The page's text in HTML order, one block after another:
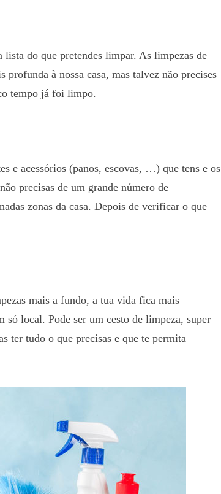
lista do que pretendes limpar. As limpezas de
à nossa casa, mas talvez não precises
tempo já foi limpo.
e acessórios (panos, escovas, …) que tens e os
precisas de um grande número de
zonas da casa. Depois de verificar o que
mais a fundo, a tua vida fica mais
só local. Pode ser um cesto de limpeza, super
ter tudo o que precisas e que te permita